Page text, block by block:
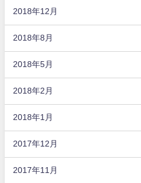
2018年12月
2018年8月
2018年5月
2018年2月
2018年1月
2017年12月
2017年11月